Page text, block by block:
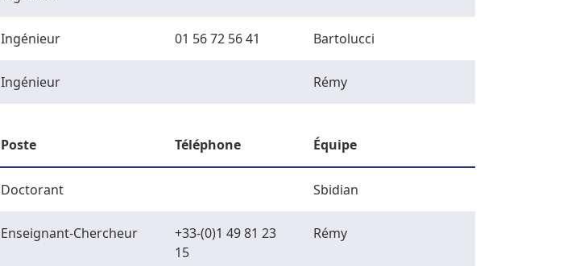
Ingénieur 01 56 72 56 41 Bartolucci
Ingénieur Rémy
Poste Téléphone Équipe
Doctorant Sbidian
Enseignant-Chercheur
+33-(0)1 49 81 23
15
Rémy